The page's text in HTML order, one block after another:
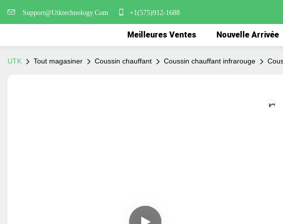
Support@Utktechnology.Com +1(575)912-1688
Meilleures Ventes Nouvelle Arrivée
UTK Tout magasiner Coussin chauffant Coussin chauffant infrarouge